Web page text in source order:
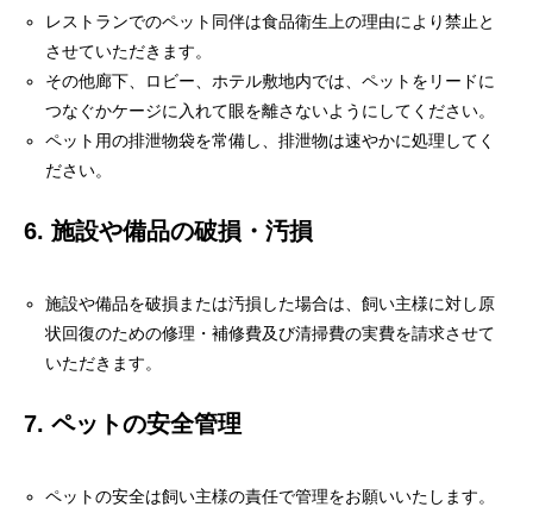
レストランでのペット同伴は食品衛生上の理由により禁止と
させていただきます。
その他廊下、ロビー、ホテル敷地内では、ペットをリードに
つなぐかケージに入れて眼を離さないようにしてください。
ペット用の排泄物袋を常備し、排泄物は速やかに処理してく
ださい。
6. 施設や備品の破損・汚損
施設や備品を破損または汚損した場合は、飼い主様に対し原
状回復のための修理・補修費及び清掃費の実費を請求させて
いただきます。
7. ペットの安全管理
ペットの安全は飼い主様の責任で管理をお願いいたします。